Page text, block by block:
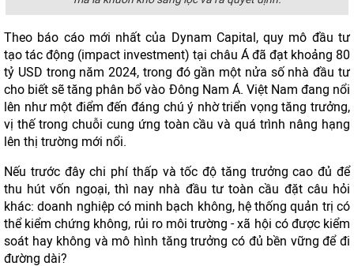
Theo báo cáo mới nhất của Dynam Capital, quy mô đầu tư
tạo tác động (impact investment) tại châu Á đã đạt khoảng 80
tỷ USD trong năm 2024, trong đó gần một nửa số nhà đầu tư
cho biết sẽ tăng phân bổ vào Đông Nam Á. Việt Nam đang nổi
lên như một điểm đến đáng chú ý nhờ triển vọng tăng trưởng,
vị thế trong chuỗi cung ứng toàn cầu và quá trình nâng hạng
lên thị trường mới nổi.
Nếu trước đây chi phí thấp và tốc độ tăng trưởng cao đủ để
thu hút vốn ngoại, thì nay nhà đầu tư toàn cầu đặt câu hỏi
khác: doanh nghiệp có minh bạch không, hệ thống quản trị có
thể kiểm chứng không, rủi ro môi trường - xã hội có được kiểm
soát hay không và mô hình tăng trưởng có đủ bền vững để đi
đường dài?